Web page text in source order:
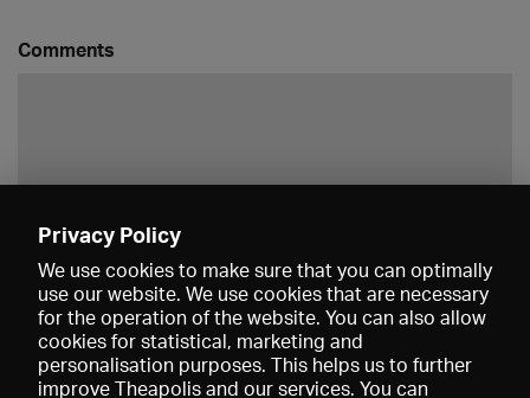
Comments
Privacy Policy
We use cookies to make sure that you can optimally
use our website. We use cookies that are necessary
for the operation of the website. You can also allow
cookies for statistical, marketing and
personalisation purposes. This helps us to further
improve Theapolis and our services. You can